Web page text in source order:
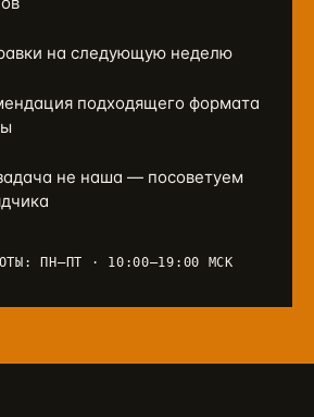
на следующую неделю
подходящего формата
не наша — посоветуем
ПН–ПТ · 10:00–19:00 МСК